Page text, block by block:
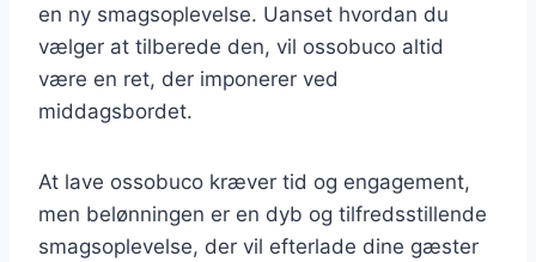
en ny smagsoplevelse. Uanset hvordan du
vælger at tilberede den, vil ossobuco altid
være en ret, der imponerer ved
middagsbordet.
At lave ossobuco kræver tid og engagement,
men belønningen er en dyb og tilfredsstillende
smagsoplevelse, der vil efterlade dine gæster